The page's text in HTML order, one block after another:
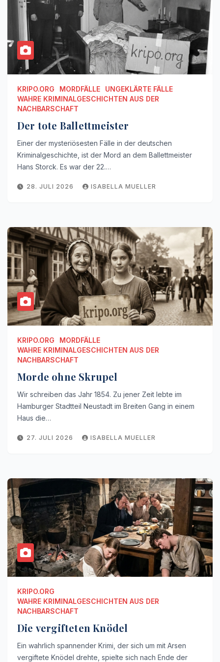
KRIPO.ORG MORDFÄLLE
UNGEKLÄRTE FÄLLE
WAHRE KRIMINALGESCHICHTEN AUS DER
NACHBARSCHAFT
Der tote Ballettmeister
Einer der mysteriösesten Fälle in der deutschen
Kriminalgeschichte, ist der Mord an dem Ballettmeister
Hans Storck. Es war der 22.…
28. JULI 2026 ISABELLA MUELLER
KRIPO.ORG
MORDFÄLLE
WAHRE KRIMINALGESCHICHTEN AUS DER
NACHBARSCHAFT
Morde ohne Skrupel
Wir schreiben das Jahr 1854. Zu jener Zeit lebte im
Hamburger Stadtteil Neustadt im Breiten Gang in einem
Haus die…
27. JULI 2026 ISABELLA MUELLER
KRIPO.ORG
WAHRE KRIMINALGESCHICHTEN AUS DER
NACHBARSCHAFT
Die vergifteten Knödel
Ein wahrlich spannender Krimi, der sich um mit Arsen
vergiftete Knödel drehte, spielte sich nach Ende der